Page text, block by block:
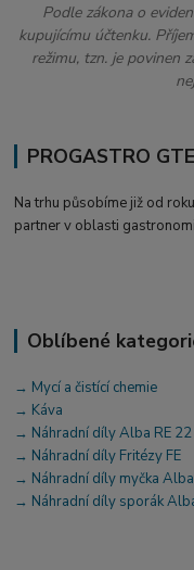
Podle zákona o
kupujícímu účtenku.
režimu, tzn. je povinen
PROGASTRO
Na trhu působíme již od
partner v oblasti
Oblíbené
→ Mycí a čistící chemie
→ Káva
→ Náhradní díly Alba RE 22
→ Náhradní díly Fritézy FE
→ Náhradní díly myčka
→ Náhradní díly sporák